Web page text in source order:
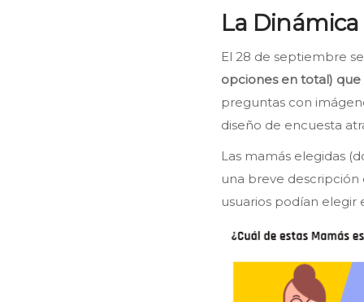
La
El 28 de septiembre
opciones en total)
preguntas con
diseño de encuesta
Las mamás elegidas
una breve descripción
usuarios podían elegir